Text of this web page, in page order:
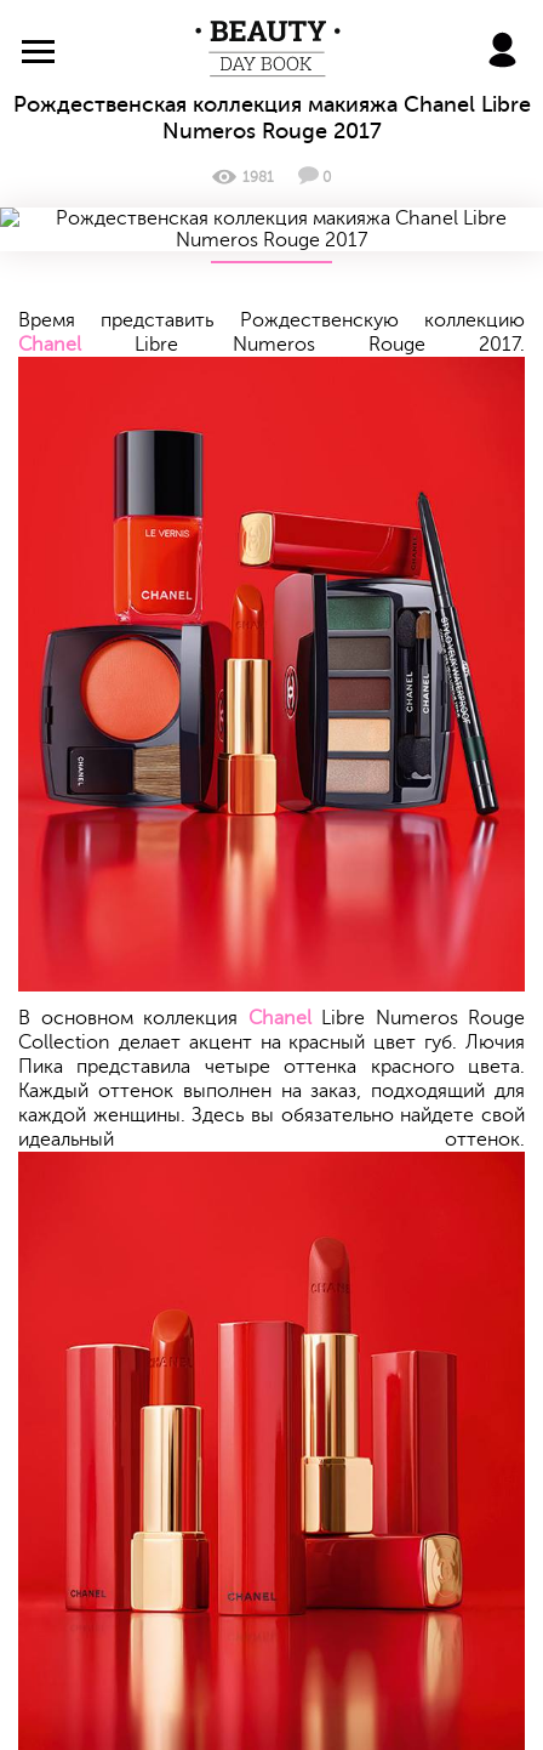
BeautyDayBook
Рождественская коллекция макияжа Chanel Libre
Numeros Rouge 2017
1981 0
Время представить Рождественскую коллекцию
ChanelLibre Numeros Rouge 2017.
В основном коллекция ChanelLibre Numeros Rouge
Collection делает акцент на красный цвет губ. Лючия
Пика представила четыре оттенка красного цвета.
Каждый оттенок выполнен на заказ, подходящий для
каждой женщины. Здесь вы обязательно найдете свой
идеальный оттенок.